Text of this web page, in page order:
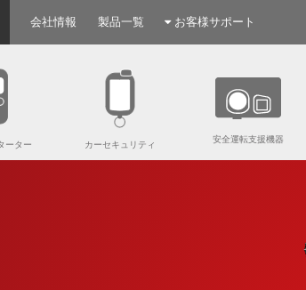
会社情報 製品一覧 お客様サポート
ーター カーセキュリティ
安全運転支援機器